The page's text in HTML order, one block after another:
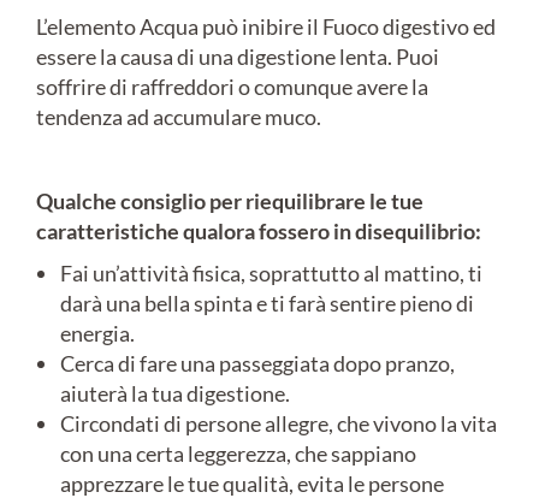
L’elemento Acqua può inibire il Fuoco digestivo ed
essere la causa di una digestione lenta. Puoi
soffrire di raffreddori o comunque avere la
tendenza ad accumulare muco.
Qualche consiglio per riequilibrare le tue
caratteristiche qualora fossero in disequilibrio:
Fai un’attività fisica, soprattutto al mattino, ti
darà una bella spinta e ti farà sentire pieno di
energia.
Cerca di fare una passeggiata dopo pranzo,
aiuterà la tua digestione.
Circondati di persone allegre, che vivono la vita
con una certa leggerezza, che sappiano
apprezzare le tue qualità, evita le persone